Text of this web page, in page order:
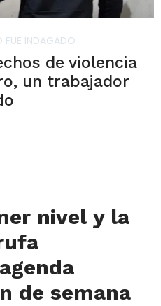
FUE INDAGADO
de violencia
un trabajador
nivel y la
de semana